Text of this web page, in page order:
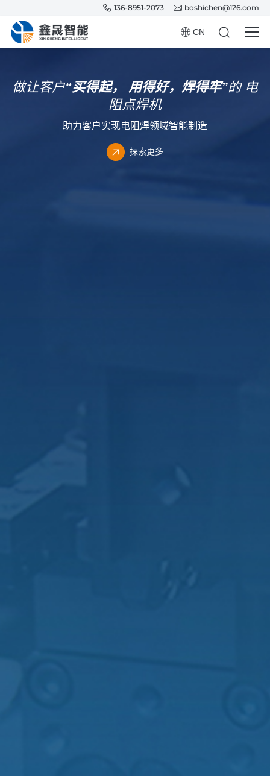
136-8951-2073 boshichen@126.com
CN
做让客户“买得起， 用得好，焊得牢”的电
阻点焊机
助力客户实现电阻焊领域智能制造
探索更多